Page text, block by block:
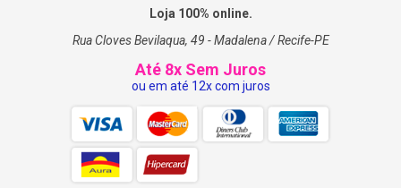
Loja 100% online.
Rua Cloves Bevilaqua, 49 - Madalena / Recife-PE
Até 8x Sem Juros
ou em até 12x com juros